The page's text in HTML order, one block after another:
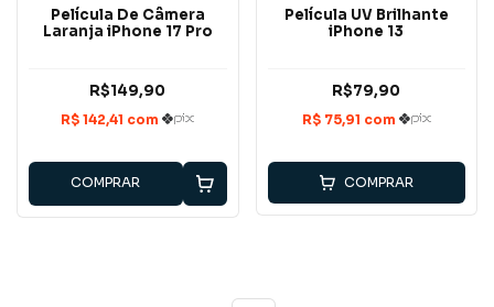
Película De Câmera
Laranja iPhone 17 Pro
R$149,90
COMPRAR
Película UV Brilhante
iPhone 13
R$79,90
COMPRAR